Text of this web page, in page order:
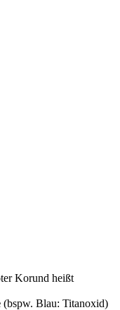
Korund heißt
(bspw. Blau: Titanoxid)